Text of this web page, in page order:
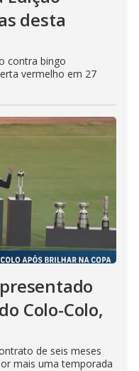
desta
contra bingo
vermelho em 27
Colo-Colo,
de seis meses
mais uma temporada